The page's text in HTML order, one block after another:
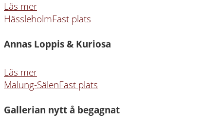
Läs mer
HässleholmFast plats
Annas Loppis & Kuriosa
Läs mer
Malung-SälenFast plats
Gallerian nytt å begagnat